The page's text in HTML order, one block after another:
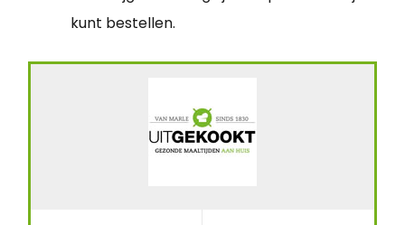
kunt bestellen.